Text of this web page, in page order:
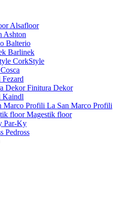
Alsafloor
Ashton
Balterio
Barlinek
CorkStyle
Cosca
Fezard
Finitura Dekor
Kaindl
La San Marco Profili
Magestik floor
Par-Ky
Pedross